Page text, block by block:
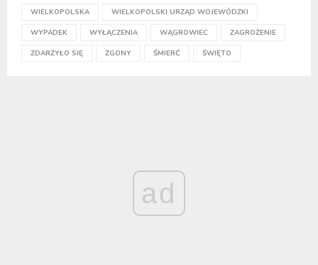
WIELKOPOLSKA WIELKOPOLSKI URZĄD WOJEWÓDZKI
WYPADEK WYŁĄCZENIA WĄGROWIEC ZAGROŻENIE
ZDARZYŁO SIĘ ZGONY ŚMIERĆ ŚWIĘTO
ad